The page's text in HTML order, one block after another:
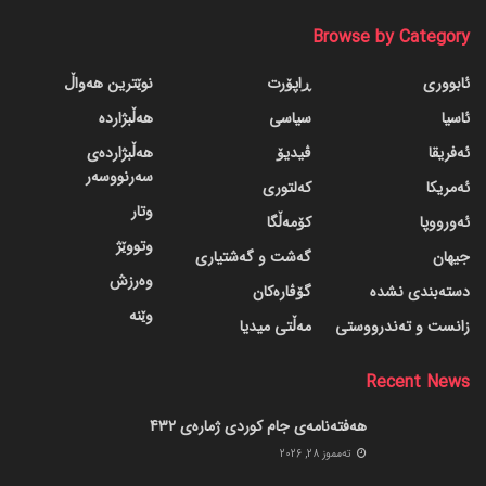
Browse by Category
ئابووری
ئاسیا
ئەفریقا
ئەمریکا
ئەورووپا
جیهان
دسته‌بندی نشده
زانست و تەندرووستی
ڕاپۆرت
سیاسی
ڤیدیۆ
کەلتوری
کۆمەڵگا
گه‌شت و گه‌شتیاری
گۆڤاره‌کان
مەڵتی میدیا
نوێترین هەواڵ
هەڵبژاردە
هەڵبژاردەی
سەرنووسەر
وتار
وتووێژ
وەرزش
وێنە
Recent News
هەفتەنامەی جام کوردی ژمارەی 432
ته‌مموز 28, 2026